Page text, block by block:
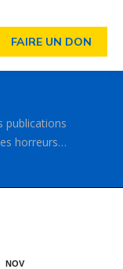
FAIRE UN DON
publications
horreurs…
NOV